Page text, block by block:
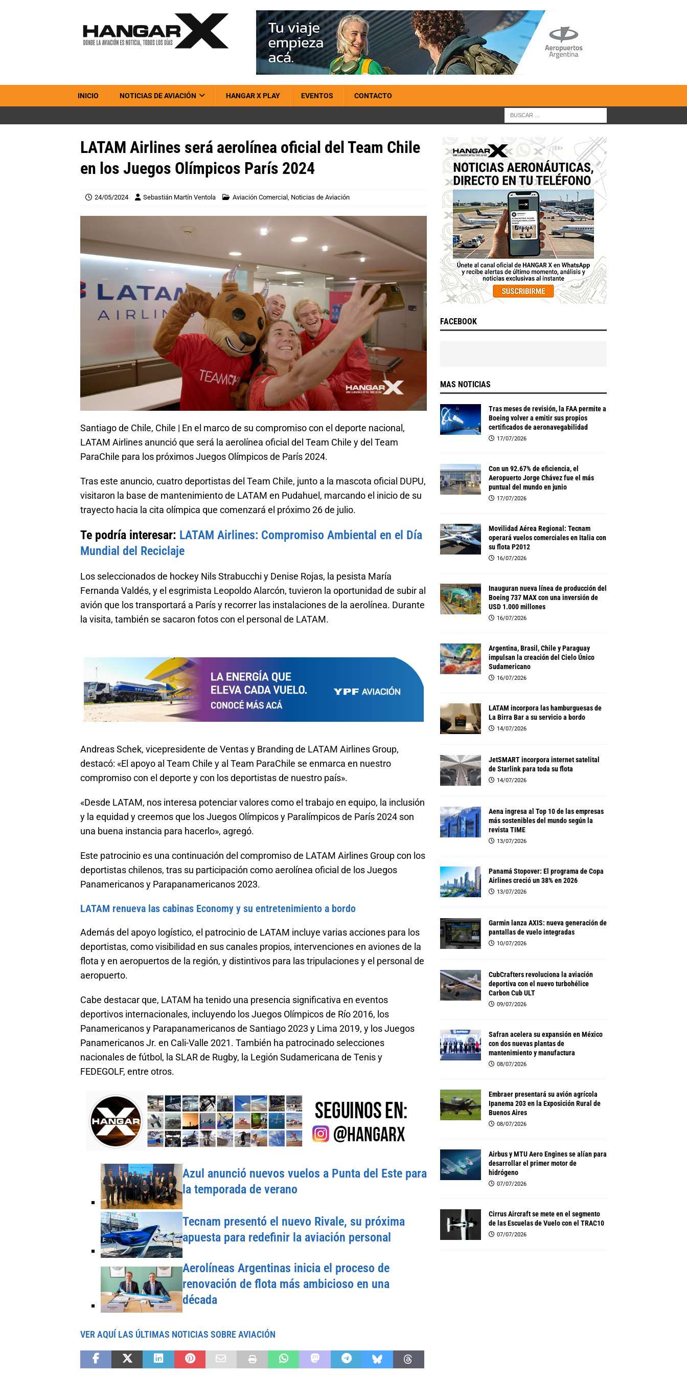
INICIO NOTICIAS DE AVIACIÓN HANGAR X PLAY EVENTOS CONTACTO
LATAM Airlines será aerolínea oficial del Team Chile
en los Juegos Olímpicos París 2024
24/05/2024 Sebastián Martín Ventola Aviación Comercial , Noticias de Aviación
Santiago de Chile, Chile | En el marco de su compromiso con el deporte nacional,
LATAM Airlines anunció que será la aerolínea oficial del Team Chile y del Team
ParaChile para los próximos Juegos Olímpicos de París 2024.
Tras este anuncio, cuatro deportistas del Team Chile, junto a la mascota oficial DUPU,
visitaron la base de mantenimiento de LATAM en Pudahuel, marcando el inicio de su
trayecto hacia la cita olímpica que comenzará el próximo 26 de julio.
Te podría interesar: LATAM Airlines: Compromiso Ambiental en el Día
Mundial del Reciclaje
Los seleccionados de hockey Nils Strabucchi y Denise Rojas, la pesista María
Fernanda Valdés, y el esgrimista Leopoldo Alarcón, tuvieron la oportunidad de subir al
avión que los transportará a París y recorrer las instalaciones de la aerolínea. Durante
la visita, también se sacaron fotos con el personal de LATAM.
Andreas Schek, vicepresidente de Ventas y Branding de LATAM Airlines Group,
destacó: «El apoyo al Team Chile y al Team ParaChile se enmarca en nuestro
compromiso con el deporte y con los deportistas de nuestro país».
«Desde LATAM, nos interesa potenciar valores como el trabajo en equipo, la inclusión
y la equidad y creemos que los Juegos Olímpicos y Paralímpicos de París 2024 son
una buena instancia para hacerlo», agregó.
Este patrocinio es una continuación del compromiso de LATAM Airlines Group con los
deportistas chilenos, tras su participación como aerolínea oficial de los Juegos
Panamericanos y Parapanamericanos 2023.
LATAM renueva las cabinas Economy y su entretenimiento a bordo
Además del apoyo logístico, el patrocinio de LATAM incluye varias acciones para los
deportistas, como visibilidad en sus canales propios, intervenciones en aviones de la
flota y en aeropuertos de la región, y distintivos para las tripulaciones y el personal de
aeropuerto.
Cabe destacar que, LATAM ha tenido una presencia significativa en eventos
deportivos internacionales, incluyendo los Juegos Olímpicos de Río 2016, los
Panamericanos y Parapanamericanos de Santiago 2023 y Lima 2019, y los Juegos
Panamericanos Jr. en Cali-Valle 2021. También ha patrocinado selecciones
nacionales de fútbol, la SLAR de Rugby, la Legión Sudamericana de Tenis y
FEDEGOLF, entre otros.
Azul anunció nuevos vuelos a Punta del Este para
la temporada de verano
Tecnam presentó el nuevo Rivale, su próxima
apuesta para redefinir la aviación personal
Aerolíneas Argentinas inicia el proceso de
renovación de flota más ambicioso en una
década
VER AQUÍ LAS ÚLTIMAS NOTICIAS SOBRE AVIACIÓN
FACEBOOK
MAS NOTICIAS
Tras meses de revisión, la FAA permite a
Boeing volver a emitir sus propios
certificados de aeronavegabilidad
17/07/2026
Con un 92.67% de eficiencia, el
Aeropuerto Jorge Chávez fue el más
puntual del mundo en junio
17/07/2026
Movilidad Aérea Regional: Tecnam
operará vuelos comerciales en Italia con
su flota P2012
16/07/2026
Inauguran nueva línea de producción del
Boeing 737 MAX con una inversión de
USD 1.000 millones
16/07/2026
Argentina, Brasil, Chile y Paraguay
impulsan la creación del Cielo Único
Sudamericano
16/07/2026
LATAM incorpora las hamburguesas de
La Birra Bar a su servicio a bordo
14/07/2026
JetSMART incorpora internet satelital
de Starlink para toda su flota
14/07/2026
Aena ingresa al Top 10 de las empresas
más sostenibles del mundo según la
revista TIME
13/07/2026
Panamá Stopover: El programa de Copa
Airlines creció un 38% en 2026
13/07/2026
Garmin lanza AXIS: nueva generación de
pantallas de vuelo integradas
10/07/2026
CubCrafters revoluciona la aviación
deportiva con el nuevo turbohélice
Carbon Cub ULT
09/07/2026
Safran acelera su expansión en México
con dos nuevas plantas de
mantenimiento y manufactura
08/07/2026
Embraer presentará su avión agrícola
Ipanema 203 en la Exposición Rural de
Buenos Aires
08/07/2026
Airbus y MTU Aero Engines se alían para
desarrollar el primer motor de
hidrógeno
07/07/2026
Cirrus Aircraft se mete en el segmento
de las Escuelas de Vuelo con el TRAC10
07/07/2026